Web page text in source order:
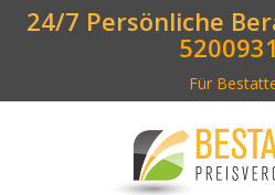
24/7 Persönliche
Für